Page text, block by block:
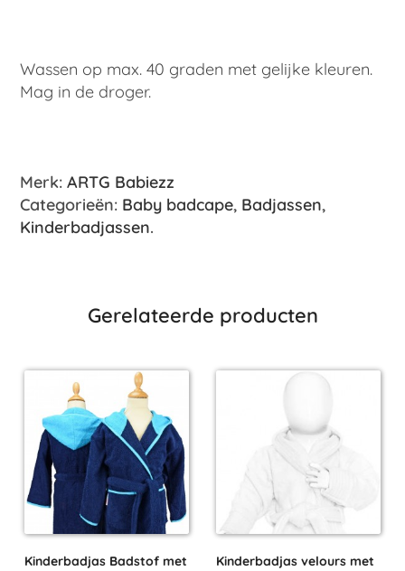
Wassen op max. 40 graden met gelijke kleuren.
Mag in de droger.
Merk:ARTG Babiezz
Categorieën: Baby badcape, Badjassen,
Kinderbadjassen.
Gerelateerde producten
Kinderbadjas Badstof met
Kinderbadjas velours met